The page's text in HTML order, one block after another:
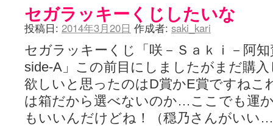
セガラッキーくじしたいな
投稿日: 2014年3月20日 作成者: saki_kari
セガラッキーくじ「咲－Ｓａｋｉ－
side-A」この前目にしましたがまだ購
欲しいと思ったのはD賞かE賞ですねこ
は箱だから選べないのか…ここでも運
もいいんだけどね！（穏乃さんがいい